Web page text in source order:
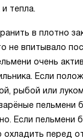
тепла.
в плотно
не впитывало
очень
Если
рыбой или
пельмени
Если пельмени
охладить перед